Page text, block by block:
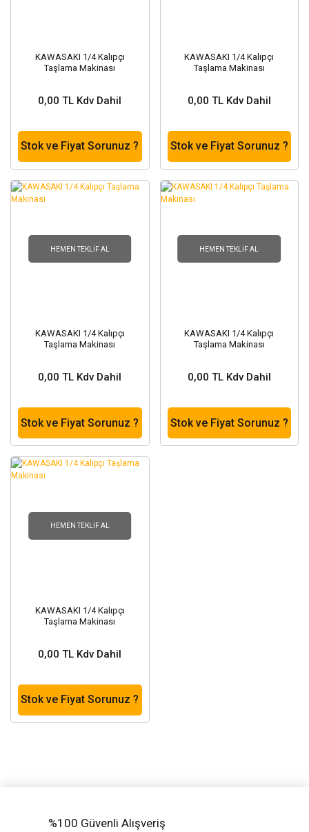
KAWASAKI 1/4 Kalıpçı
Taşlama Makinası
0,00 TL Kdv Dahil
Stok ve Fiyat Sorunuz ?
KAWASAKI 1/4 Kalıpçı
Taşlama Makinası
0,00 TL Kdv Dahil
Stok ve Fiyat Sorunuz ?
HEMEN TEKLIF AL
KAWASAKI 1/4 Kalıpçı
Taşlama Makinası
0,00 TL Kdv Dahil
Stok ve Fiyat Sorunuz ?
HEMEN TEKLIF AL
KAWASAKI 1/4 Kalıpçı
Taşlama Makinası
0,00 TL Kdv Dahil
Stok ve Fiyat Sorunuz ?
HEMEN TEKLIF AL
KAWASAKI 1/4 Kalıpçı
Taşlama Makinası
0,00 TL Kdv Dahil
Stok ve Fiyat Sorunuz ?
%100 Güvenli Alışveriş